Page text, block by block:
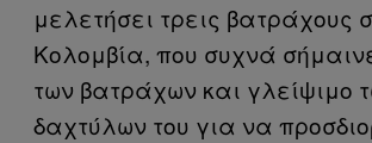
μελετήσει τρεις βατράχους
Κολομβία, που συχνά
των βατράχων και γλείψιμο
δαχτύλων του για να